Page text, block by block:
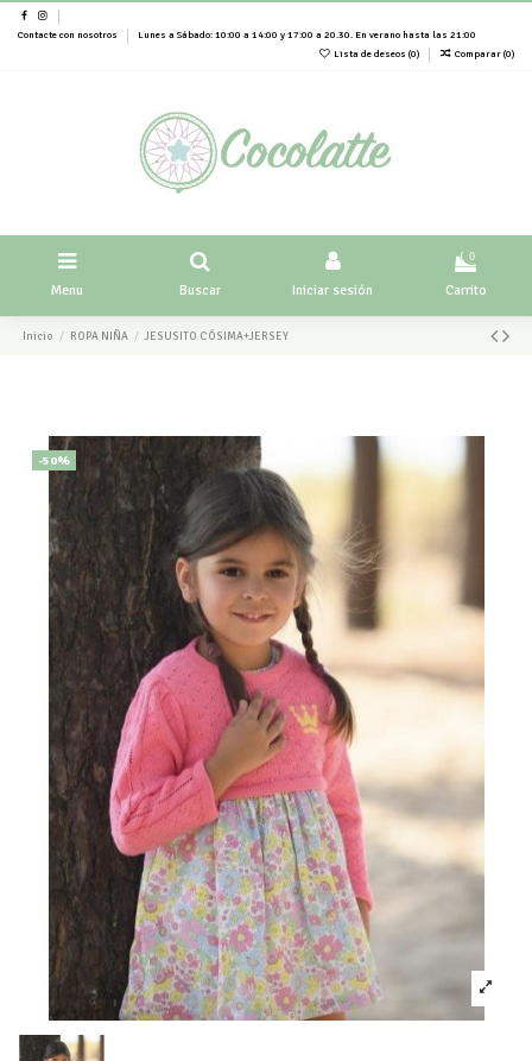
Contacte con nosotros
Lunes a Sábado: 10:00 a 14:00 y 17:00 a 20.30. En verano hasta las 21:00
Lista de deseos (0) Comparar (0)
Menu Buscar Iniciar sesión
0
Carrito
Inicio ROPA NIÑA JESUSITO CÓSIMA+JERSEY
-50%